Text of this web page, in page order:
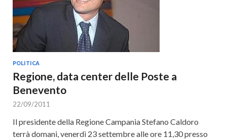
POLITICA
Regione, data center delle Poste a
Benevento
22/09/2011
Il presidente della Regione Campania Stefano Caldoro
terrà domani, venerdì 23 settembre alle ore 11,30 presso